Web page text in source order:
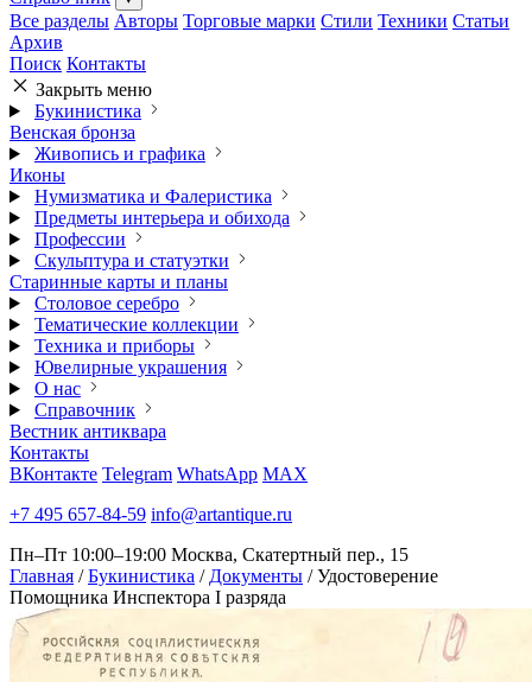
Все разделы Авторы Торговые марки Стили Техники Статьи
Архив
Поиск Контакты
Закрыть меню
Букинистика
Венская бронза
Живопись и графика
Иконы
Нумизматика и Фалеристика
Предметы интерьера и обихода
Профессии
Скульптура и статуэтки
Старинные карты и планы
Столовое серебро
Тематические коллекции
Техника и приборы
Ювелирные украшения
О нас
Справочник
Вестник антиквара
Контакты
ВКонтакте Telegram WhatsApp MAX
+7 495 657-84-59 info@artantique.ru
Пн–Пт 10:00–19:00 Москва, Скатертный пер., 15
Главная / Букинистика / Документы / Удостоверение
Помощника Инспектора I разряда